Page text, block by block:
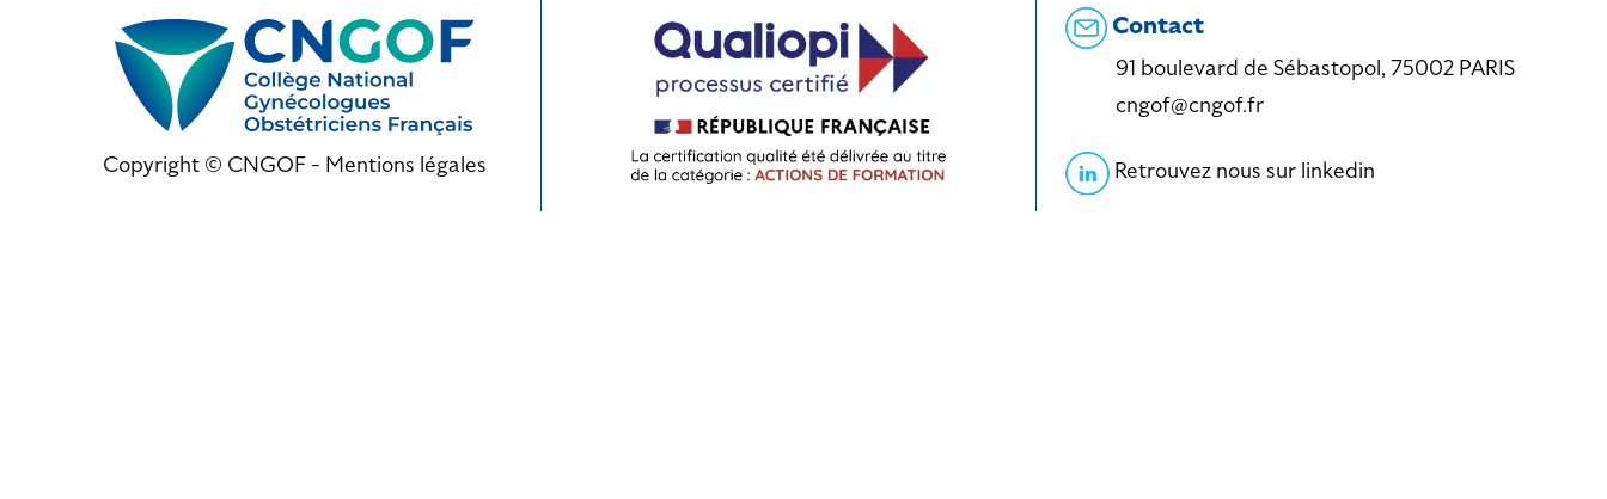
Copyright © CNGOF - Mentions légales
Contact
91 boulevard de Sébastopol, 75002 PARIS
cngof@cngof.fr
Retrouvez nous sur linkedin